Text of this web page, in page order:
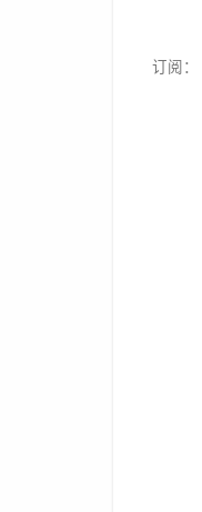
订阅：